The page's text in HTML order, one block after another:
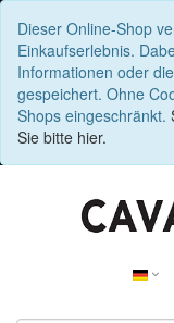
Dieser Online-Shop
Einkaufserlebnis.
Informationen oder
gespeichert. Ohne
Shops eingeschränkt.
Sie bitte hier.